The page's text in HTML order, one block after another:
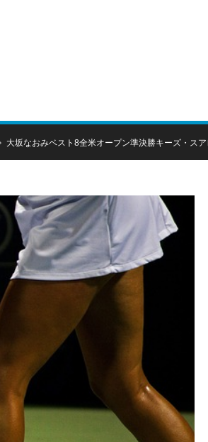
大坂なおみベスト8全米オープン準決勝キーズ・ス